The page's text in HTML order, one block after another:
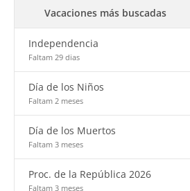
Vacaciones más buscadas
Independencia
Faltam 29 dias
Día de los Niños
Faltam 2 meses
Día de los Muertos
Faltam 3 meses
Proc. de la República 2026
Faltam 3 meses